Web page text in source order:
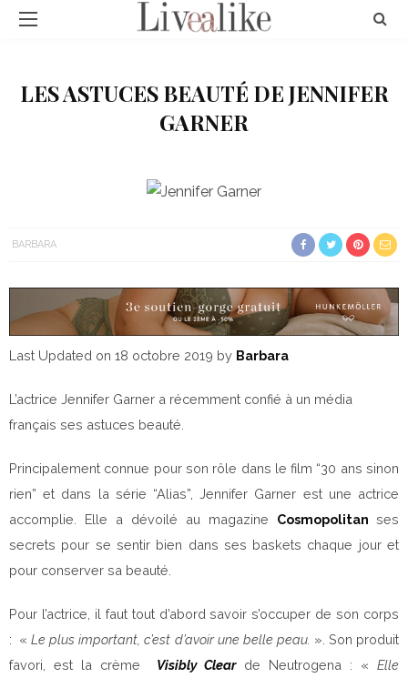
LES ASTUCES BEAUTÉ DE JENNIFER
GARNER
BARBARA
Last Updated on 18 octobre 2019 by Barbara
L’actrice Jennifer Garner a récemment confié à un média
français ses astuces beauté.
Principalement connue pour son rôle dans le film “30 ans sinon
rien” et dans la série “Alias”, Jennifer Garner est une actrice
accomplie. Elle a dévoilé au magazine Cosmopolitan ses
secrets pour se sentir bien dans ses baskets chaque jour et
pour conserver sa beauté.
Pour l’actrice, il faut tout d’abord savoir s’occuper de son corps
: « Le plus important, c’est d’avoir une belle peau. ». Son produit
favori, est la crème
Visibly Clearde Neutrogena : « Elle